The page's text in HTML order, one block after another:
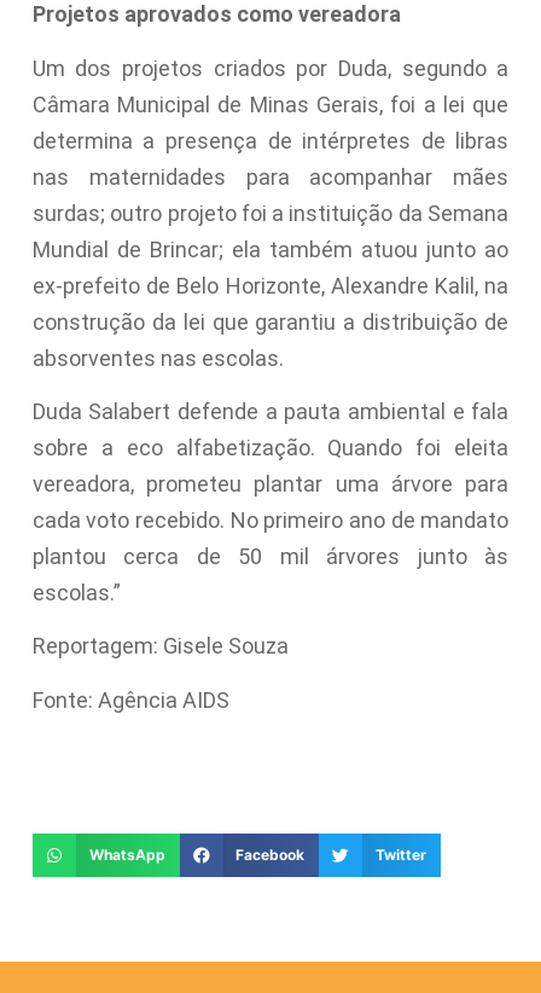
Projetos aprovados como vereadora
Um dos projetos criados por Duda, segundo a
Câmara Municipal de Minas Gerais, foi a lei que
determina a presença de intérpretes de libras
nas maternidades para acompanhar mães
surdas; outro projeto foi a instituição da Semana
Mundial de Brincar; ela também atuou junto ao
ex-prefeito de Belo Horizonte, Alexandre Kalil, na
construção da lei que garantiu a distribuição de
absorventes nas escolas.
Duda Salabert defende a pauta ambiental e fala
sobre a eco alfabetização. Quando foi eleita
vereadora, prometeu plantar uma árvore para
cada voto recebido. No primeiro ano de mandato
plantou cerca de 50 mil árvores junto às
escolas.”
Reportagem: Gisele Souza
Fonte: Agência AIDS
WhatsApp Facebook Twitter